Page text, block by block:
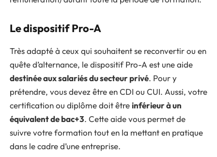
Le dispositif Pro-A
Très adapté à ceux qui souhaitent se reconvertir ou en
quête d’alternance, le dispositif Pro-A est une aide
destinée aux salariés du secteur privé. Pour y
prétendre, vous devez être en CDI ou CUI. Aussi, votre
certification ou diplôme doit êtreinférieur à un
équivalent de bac+3. Cette aide vous permet de
suivre votre formation tout en la mettant en pratique
dans le cadre d’une entreprise.